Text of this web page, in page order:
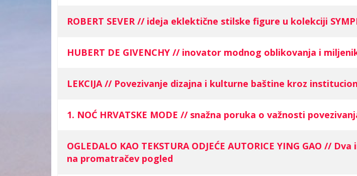
ROBERT SEVER // ideja eklektične stilske figure u kolekciji
HUBERT DE GIVENCHY // inovator modnog oblikovanja i
LEKCIJA // Povezivanje dizajna i kulturne baštine kroz
1. NOĆ HRVATSKE MODE // snažna poruka o važnosti
OGLEDALO KAO TEKSTURA ODJEĆE AUTORICE YING GAO //
na promatračev pogled